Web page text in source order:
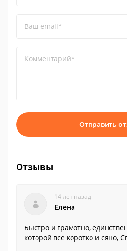
Ваш email*
Комментарий*
Отправить
Отзывы
14 лет назад
Елена
Быстро и грамотно,
которой все коротко и сяно,